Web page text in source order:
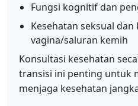
Fungsi kognitif dan
Kesehatan seksual dan
vagina/saluran kemih
Konsultasi kesehatan
transisi ini penting untuk
menjaga kesehatan